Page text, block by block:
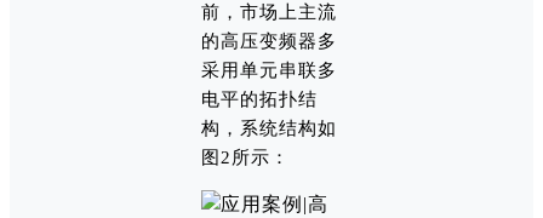
前，市场上主流
的高压变频器多
采用单元串联多
电平的拓扑结
构，系统结构如
图2所示：